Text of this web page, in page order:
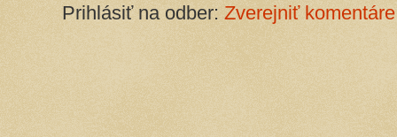
Prihlásiť na odber: Zverejniť